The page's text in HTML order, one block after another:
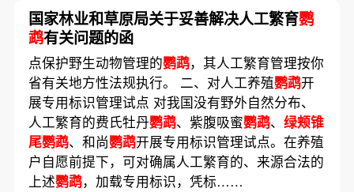
国家林业和草原局关于妥善解决人工繁育鹦
鹉有关问题的函
点保护野生动物管理的鹦鹉，其人工繁育管理按你
省有关地方性法规执行。 二、对人工养殖鹦鹉开
展专用标识管理试点 对我国没有野外自然分布、
人工繁育的费氏牡丹鹦鹉、紫腹吸蜜鹦鹉、 绿颊锥
尾鹦鹉、和尚鹦鹉开展专用标识管理试点。在养殖
户自愿前提下，可对确属人工繁育的、来源合法的
上述鹦鹉，加载专用标识，凭标……